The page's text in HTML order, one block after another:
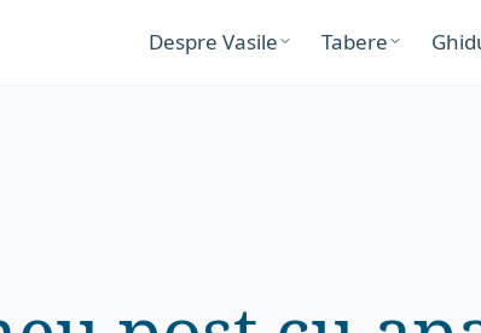
Despre Vasile Tabere